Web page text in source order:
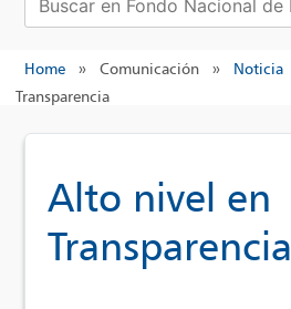
Buscar:
Home » Comunicación » Noticia
Transparencia
Alto nivel en
Transparencia